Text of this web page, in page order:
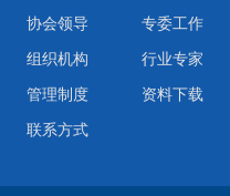
协会领导
组织机构
管理制度
联系方式
专委工作
行业专家
资料下载